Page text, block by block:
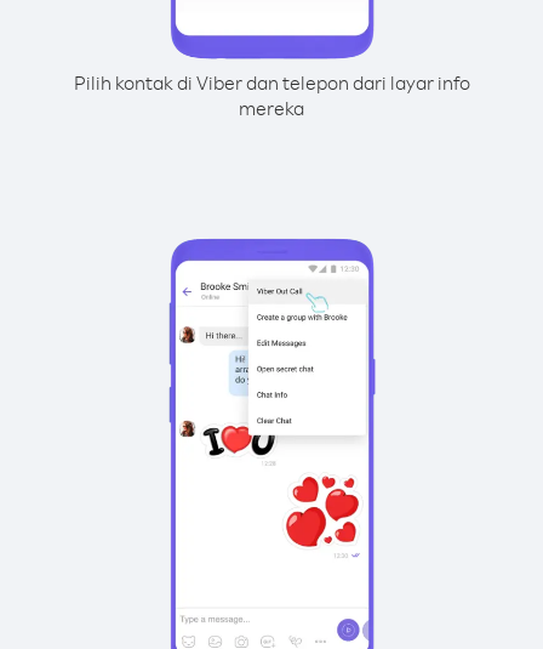
Pilih kontak di Viber dan telepon dari layar info
mereka